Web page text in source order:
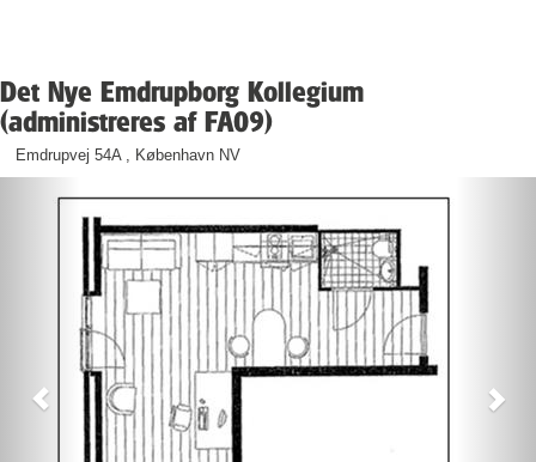
Det Nye Emdrupborg Kollegium
(administreres af FA09)
Emdrupvej 54A , København NV
Previous